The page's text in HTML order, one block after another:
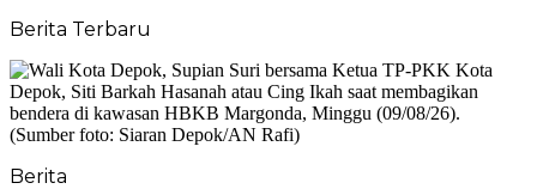
Berita Terbaru
Berita